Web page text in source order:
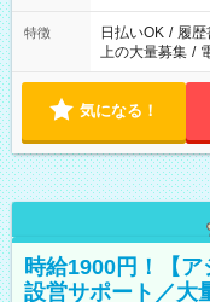
特徴 日払いOK / 履歴
上の大量募集 /
気になる！
時給1900円！【
設営サポート／大